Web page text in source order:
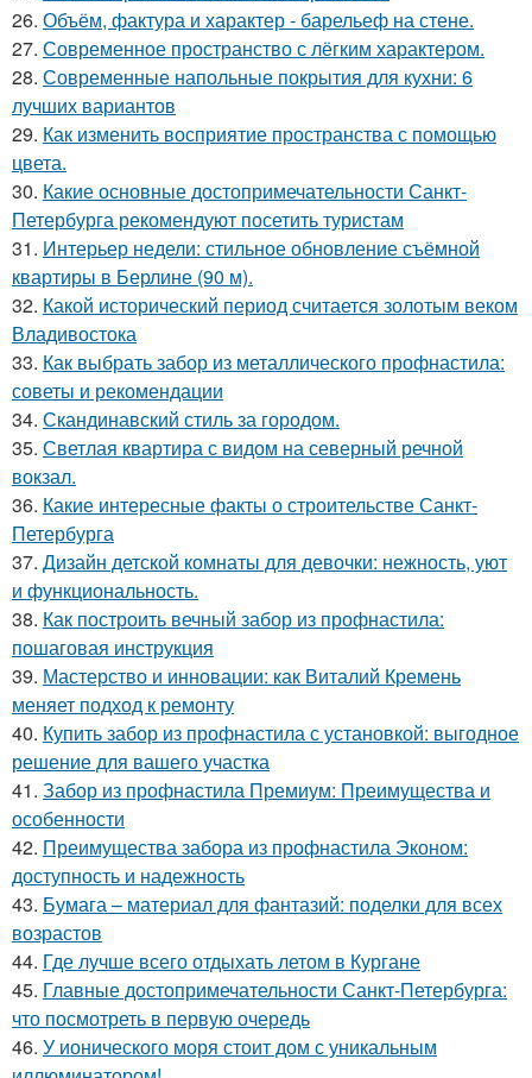
26. Объём, фактура и характер - барельеф на стене.
27. Современное пространство с лёгким характером.
28. Современные напольные покрытия для кухни: 6
лучших вариантов
29. Как изменить восприятие пространства с помощью
цвета.
30. Какие основные достопримечательности Санкт-
Петербурга рекомендуют посетить туристам
31. Интерьер недели: стильное обновление съёмной
квартиры в Берлине (90 м).
32. Какой исторический период считается золотым веком
Владивостока
33. Как выбрать забор из металлического профнастила:
советы и рекомендации
34. Скандинавский стиль за городом.
35. Светлая квартира с видом на северный речной
вокзал.
36. Какие интересные факты о строительстве Санкт-
Петербурга
37. Дизайн детской комнаты для девочки: нежность, уют
и функциональность.
38. Как построить вечный забор из профнастила:
пошаговая инструкция
39. Мастерство и инновации: как Виталий Кремень
меняет подход к ремонту
40. Купить забор из профнастила с установкой: выгодное
решение для вашего участка
41. Забор из профнастила Премиум: Преимущества и
особенности
42. Преимущества забора из профнастила Эконом:
доступность и надежность
43. Бумага – материал для фантазий: поделки для всех
возрастов
44. Где лучше всего отдыхать летом в Кургане
45. Главные достопримечательности Санкт-Петербурга:
что посмотреть в первую очередь
46. У ионического моря стоит дом с уникальным